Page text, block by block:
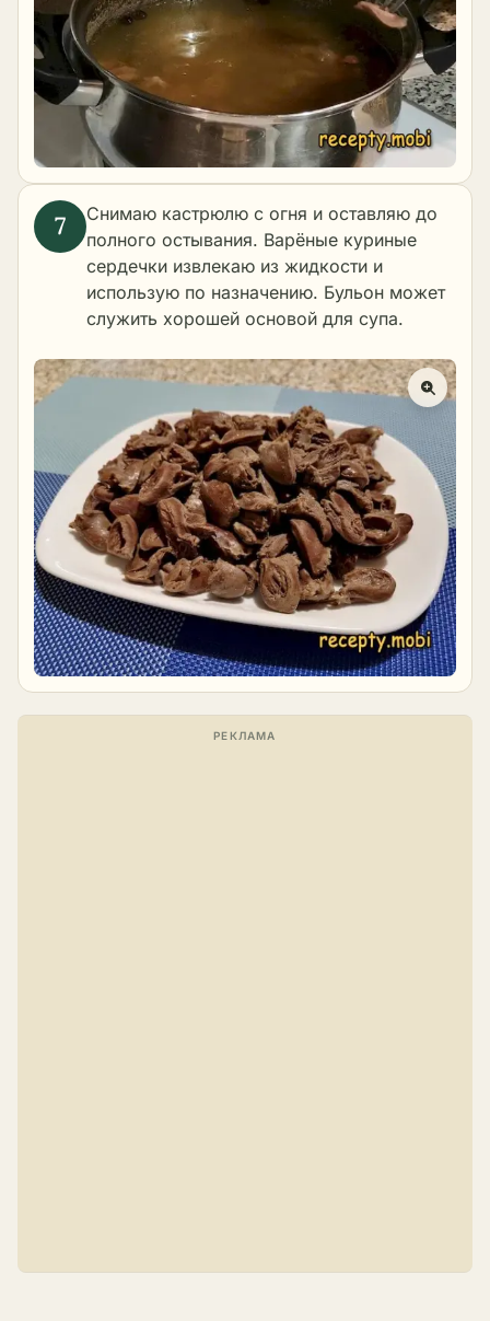
Снимаю кастрюлю с огня и оставляю до
полного остывания. Варёные куриные
сердечки извлекаю из жидкости и
использую по назначению. Бульон может
служить хорошей основой для супа.